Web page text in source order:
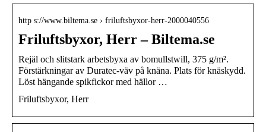
http s://www.biltema.se › friluftsbyxor-herr-2000040556
Friluftsbyxor, Herr – Biltema.se
Rejäl och slitstark arbetsbyxa av bomullstwill, 375 g/m².
Förstärkningar av Duratec-väv på knäna. Plats för knäskydd.
Löst hängande spikfickor med hällor …
Friluftsbyxor, Herr